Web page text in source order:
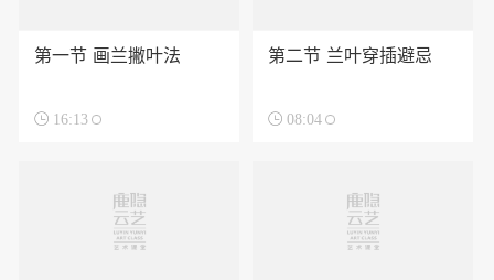
第一节 画兰撇叶法
 16:13
第二节 兰叶穿插避忌
 08:04